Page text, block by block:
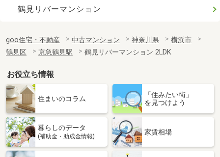
鶴見リバーマンション
goo住宅・不動産 中古マンション 神奈川県
横浜市
鶴見区
京急鶴見駅 鶴見リバーマンション 2LDK
お役立ち情報
住まいのコラム
「住みたい街」
を見つけよう
暮らしのデータ
(補助金・助成金情報)
家賃相場